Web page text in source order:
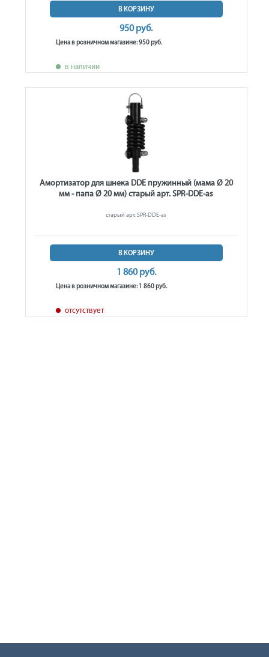
В КОРЗИНУ
950 руб.
Цена в розничном магазине: 950 руб.
в наличии
Амортизатор для шнека DDE пружинный (мама Ø 20
мм - папа Ø 20 мм) старый арт. SPR-DDE-as
старый арт. SPR-DDE-as
В КОРЗИНУ
1 860 руб.
Цена в розничном магазине: 1 860 руб.
отсутствует